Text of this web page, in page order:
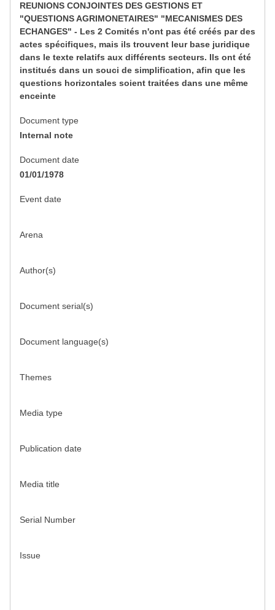
REUNIONS CONJOINTES DES GESTIONS ET
"QUESTIONS AGRIMONETAIRES" "MECANISMES DES
ECHANGES" - Les 2 Comités n'ont pas été créés par des
actes spécifiques, mais ils trouvent leur base juridique
dans le texte relatifs aux différents secteurs. Ils ont été
institués dans un souci de simplification, afin que les
questions horizontales soient traitées dans une même
enceinte
Document type
Internal note
Document date
01/01/1978
Event date
Arena
Author(s)
Document serial(s)
Document language(s)
Themes
Media type
Publication date
Media title
Serial Number
Issue